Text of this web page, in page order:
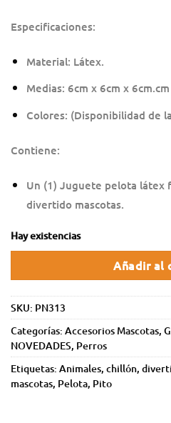
Especificaciones:
Material: Látex.
Medias: 6cm x 6cm x 6cm.cm
Colores: (Disponibilidad de
Contiene:
Un (1) Juguete pelota látex
divertido mascotas.
Hay existencias
Añadir al
SKU: PN313
Categorías: Accesorios Mascotas,
NOVEDADES, Perros
Etiquetas: Animales, chillón,
mascotas, Pelota, Pito